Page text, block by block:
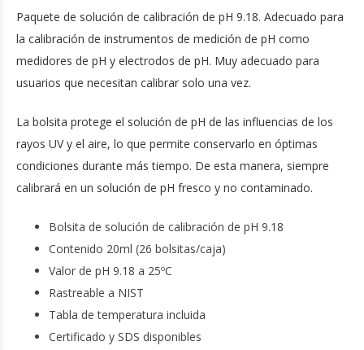
Paquete de solución de calibración de pH 9.18. Adecuado para
la calibración de instrumentos de medición de pH como
medidores de pH y electrodos de pH. Muy adecuado para
usuarios que necesitan calibrar solo una vez.
La bolsita protege el solución de pH de las influencias de los
rayos UV y el aire, lo que permite conservarlo en óptimas
condiciones durante más tiempo. De esta manera, siempre
calibrará en un solución de pH fresco y no contaminado.
Bolsita de solución de calibración de pH 9.18
Contenido 20ml (26 bolsitas/caja)
Valor de pH 9.18 a 25ºC
Rastreable a NIST
Tabla de temperatura incluida
Certificado y SDS disponibles